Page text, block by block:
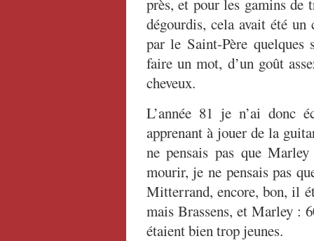
près, et pour les gamins de
dégourdis, cela avait été
par le Saint-Père
faire un mot, d’un goût
cheveux.
L’année 81 je n’ai donc
apprenant à jouer de la
ne pensais pas que
mourir, je ne pensais pas
Mitterrand, encore, bon, il
mais Brassens, et Marley :
étaient bien trop jeunes.